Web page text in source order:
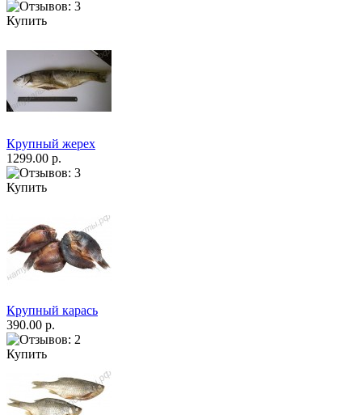
Купить
Крупный жерех
1299.00 р.
Купить
Крупный карась
390.00 р.
Купить